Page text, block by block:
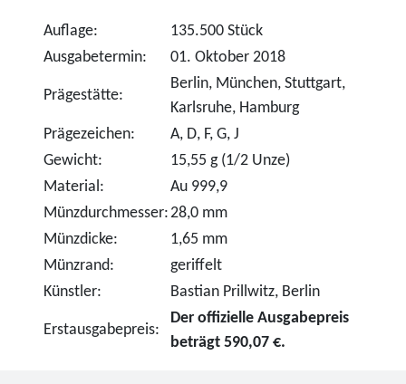
Auflage:
135.500 Stück
Ausgabetermin:
01. Oktober 2018
Prägestätte:
Berlin, München, Stuttgart,
Karlsruhe, Hamburg
Prägezeichen:
A, D, F, G, J
Gewicht:
15,55 g (1/2 Unze)
Material:
Au 999,9
Münzdurchmesser:28,0 mm
Münzdicke:
1,65 mm
Münzrand:
geriffelt
Künstler:
Bastian Prillwitz, Berlin
Erstausgabepreis:
Der offizielle Ausgabepreis
beträgt 590,07 €.